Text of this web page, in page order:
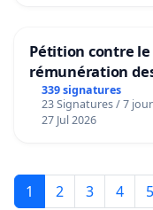
Pétition contre
rémunération
granum basé
339 signatures
23 Signatures / 7
27 Jul 2026
1 2 3 4 5